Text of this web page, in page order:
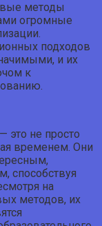
методы
огромные
подходов
и их
к
это не просто
временем. Они
способствуя
на
методов, их